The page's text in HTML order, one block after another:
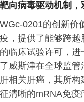
靶向病毒驱动机制
WGc-0201的创新价
疫，提供了能够跨越
的临床试验许可，
了威斯津在全球监
肝相关肝癌，其所
征清晰的mRNA免疫